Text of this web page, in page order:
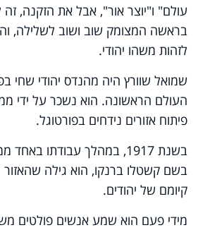
עולם" ו"יוצר אור", אבל את הזקנה,
בראשה המצומק שוב ושוב לשלילה,
לזהות משהו יהודי.
שמואל שוורץ היה מהנדס יהודי שחי
העולם הראשונה. הוא נשכר על ידי
פיתוח אזורים נידחים בפורטוגל.
בשנת 1917, במהלך עבודתו
בשם קשטלו ברנקו, הוא גילה
קיומם של יהודים.
מידי פעם הוא שמע אנשים פולטים